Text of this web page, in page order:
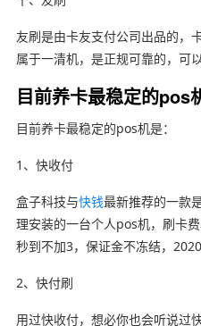
友刷是由卡友支付公司出品的，
属于一清机，是正规可靠的，可
目前养卡最稳定的pos
目前养卡最稳定的pos机是：
1、快收付
盒子科技与快钱最新推荐的一款
理安装的一台个人pos机，刷卡
秒到不加3，保证金不冻结，
2、快付刷
用过快收付，想必你也会听说过